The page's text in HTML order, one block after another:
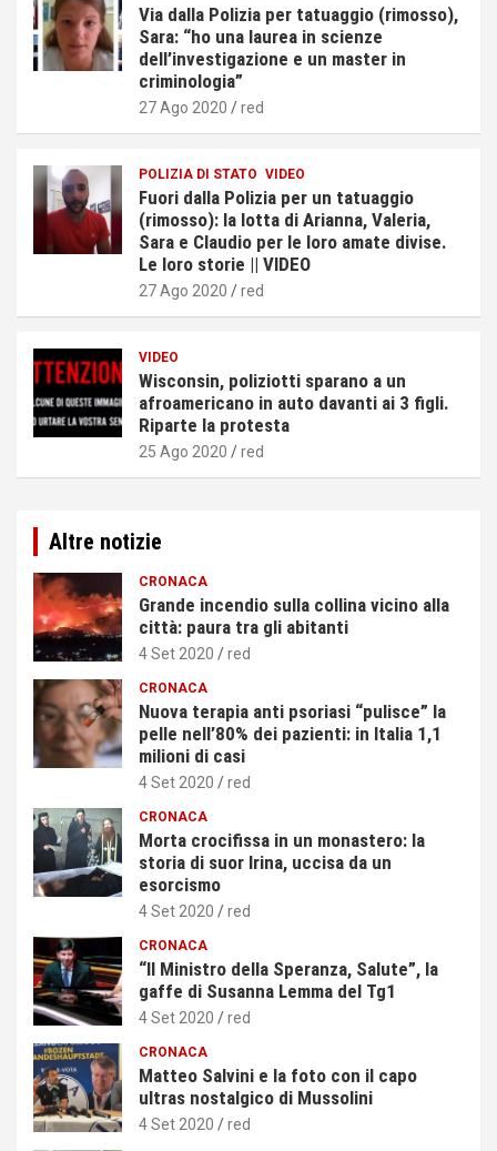
Via dalla Polizia per tatuaggio (rimosso),
Sara: “ho una laurea in scienze
dell’investigazione e un master in
criminologia”
27 Ago 2020 red
POLIZIA DI STATO VIDEO
Fuori dalla Polizia per un tatuaggio
(rimosso): la lotta di Arianna, Valeria,
Sara e Claudio per le loro amate divise.
Le loro storie || VIDEO
27 Ago 2020 red
VIDEO
Wisconsin, poliziotti sparano a un
afroamericano in auto davanti ai 3 figli.
Riparte la protesta
25 Ago 2020 red
Altre notizie
CRONACA
Grande incendio sulla collina vicino alla
città: paura tra gli abitanti
4 Set 2020 red
CRONACA
Nuova terapia anti psoriasi “pulisce” la
pelle nell’80% dei pazienti: in Italia 1,1
milioni di casi
4 Set 2020 red
CRONACA
Morta crocifissa in un monastero: la
storia di suor Irina, uccisa da un
esorcismo
4 Set 2020 red
CRONACA
“Il Ministro della Speranza, Salute”, la
gaffe di Susanna Lemma del Tg1
4 Set 2020 red
CRONACA
Matteo Salvini e la foto con il capo
ultras nostalgico di Mussolini
4 Set 2020 red